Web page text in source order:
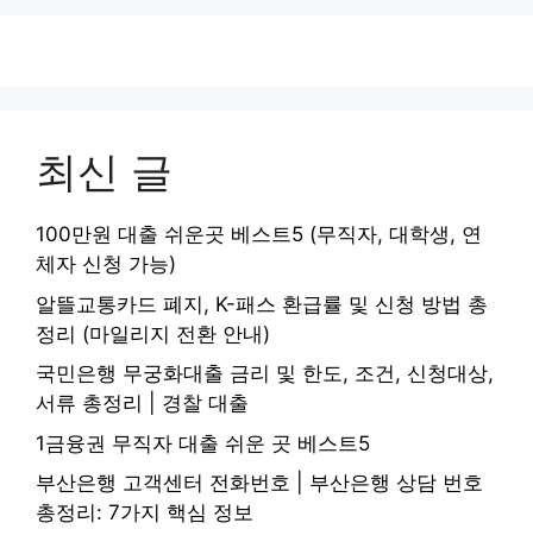
최신 글
100만원 대출 쉬운곳 베스트5 (무직자, 대학생, 연
체자 신청 가능)
알뜰교통카드 폐지, K-패스 환급률 및 신청 방법 총
정리 (마일리지 전환 안내)
국민은행 무궁화대출 금리 및 한도, 조건, 신청대상,
서류 총정리 | 경찰 대출
1금융권 무직자 대출 쉬운 곳 베스트5
부산은행 고객센터 전화번호 | 부산은행 상담 번호
총정리: 7가지 핵심 정보